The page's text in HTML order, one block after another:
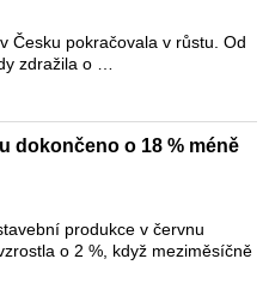
Česku pokračovala v růstu. Od
zdražila o …
dokončeno o 18 % méně
produkce v červnu
o 2 %, když meziměsíčně